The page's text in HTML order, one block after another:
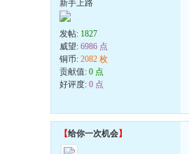
新手上路
发帖: 1827
威望: 6986 点
铜币: 2082 枚
贡献值: 0 点
好评度: 0 点
【给你一次机会】